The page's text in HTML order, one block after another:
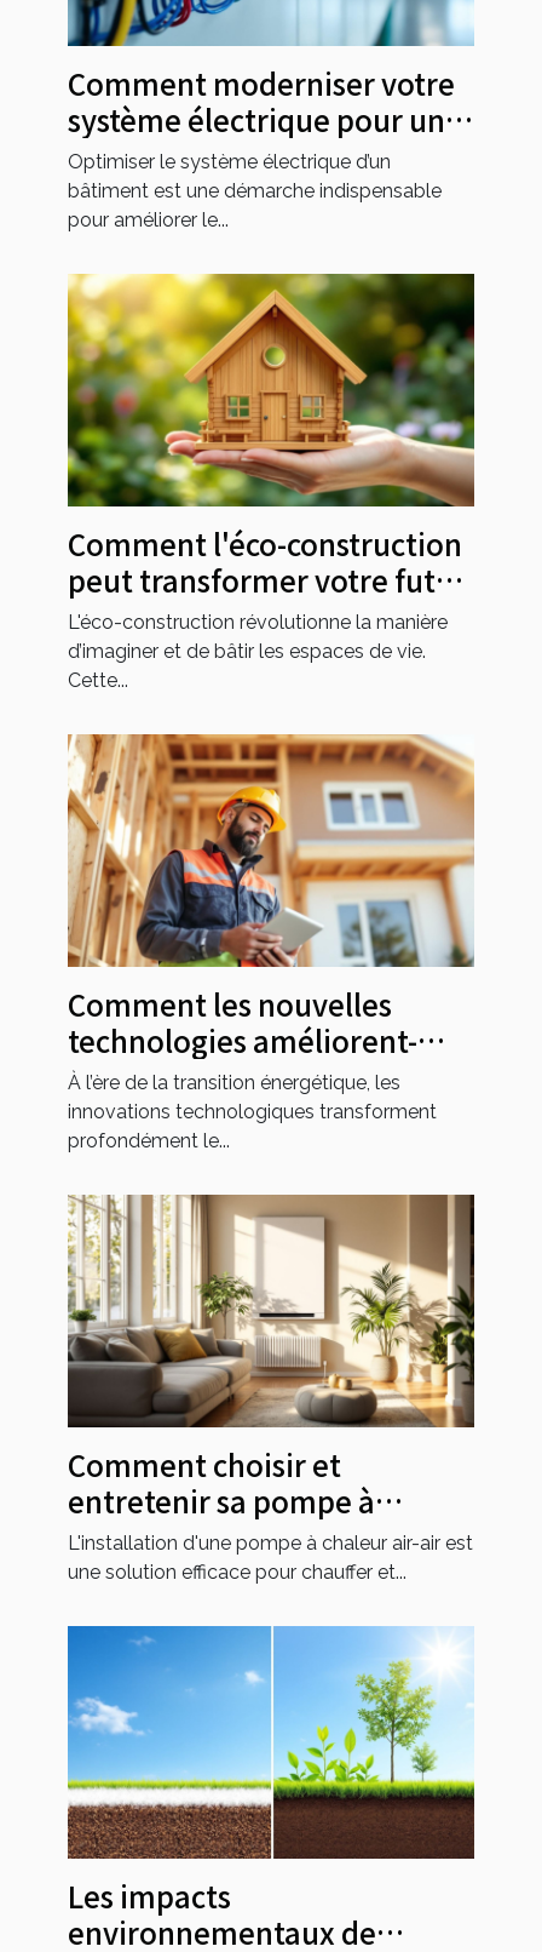
Comment moderniser votre
système électrique pour une
efficacité maximale ?
Optimiser le système électrique d’un
bâtiment est une démarche indispensable
pour améliorer le...
Comment l'éco-construction
peut transformer votre futur
habitat ?
L'éco-construction révolutionne la manière
d’imaginer et de bâtir les espaces de vie.
Cette...
Comment les nouvelles
technologies améliorent-
elles l'efficacité des
rénovations énergétiques ?
À l’ère de la transition énergétique, les
innovations technologiques transforment
profondément le...
Comment choisir et
entretenir sa pompe à
chaleur air-air ?
L'installation d'une pompe à chaleur air-air est
une solution efficace pour chauffer et...
Les impacts
environnementaux de